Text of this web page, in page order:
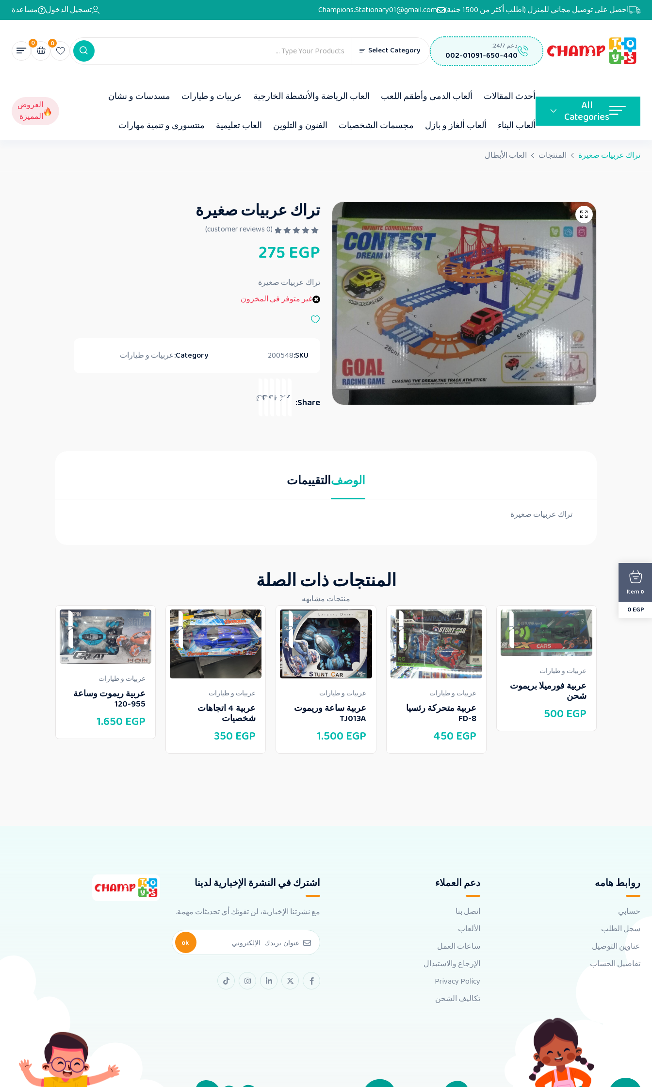
احصل على توصيل مجاني للمنزل (اطلب أكثر من 1500 جنية) Champions.Stationary01@gmail.com تسجيل الدخول مساعدة
دعم 24/7:
002-01091-650-440
Select Category
0
0
All
Categories
أحدث المقالات ألعاب الدمى وأطقم اللعب العاب الرياضة والأنشطة الخارجية عربيات و طيارات مسدسات و نشان
ألعاب البناء ألعاب ألغاز و بازل مجسمات الشخصيات الفنون و التلوين العاب تعليمية منتسورى و تنمية مهارات
العروض
المميزة
تراك عربيات صغيرة المنتجات العاب الأبطال
تراك عربيات صغيرة
م
ا
ي
م
ن
(
0
275EGP
تراك عربيات صغيرة
غير متوفر في المخزون
SKU:
200548
Category: عربيات و طيارات
Share:
الوصفالتقييمات
تراك عربيات صغيرة
المنتجات ذات الصلة
منتجات مشابهه
عربيات و طيارات
عربية فورميلا بريموت
شحن
500 EGP
عربيات و طيارات
عربية متحركة رئسيا
FD-8
450 EGP
عربيات و طيارات
عربية ساعة وريموت
TJ013A
1.500 EGP
عربيات و طيارات
عربية 4 اتجاهات
شخصيات
350 EGP
عربيات و طيارات
عربية ريموت وساعة
955-120
1.650 EGP
روابط هامه
حسابي
سجل الطلب
عناوين التوصيل
تفاصيل الحساب
دعم العملاء
اتصل بنا
الألعاب
ساعات العمل
الإرجاع والاستبدال
Privacy Policy
تكاليف الشحن
اشترك في النشرة الإخبارية لدينا
مع نشرتنا الإخبارية، لن تفوتك أي تحديثات مهمة.
ok
0
Item
0EGP